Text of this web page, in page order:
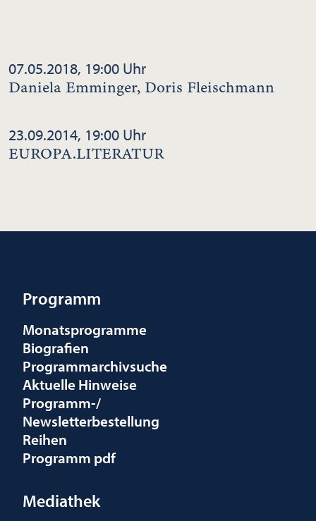
07.05.2018, 19:00 Uhr
Daniela Emminger, Doris Fleischmann
23.09.2014, 19:00 Uhr
EUROPA.LITERATUR
Programm
Monatsprogramme
Biografien
Programmarchivsuche
Aktuelle Hinweise
Programm-/
Newsletterbestellung
Reihen
Programm pdf
Mediathek